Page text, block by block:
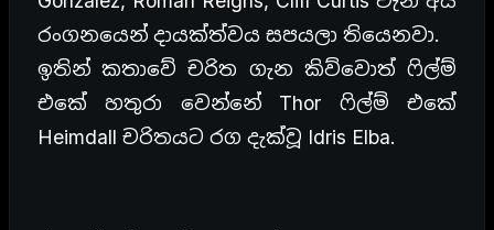
රංගනයෙන් දායක්ත්වය සපයලා තියෙනවා.
ඉතින් කතාවේ චරිත ගැන කිව්වොත් ෆිල්ම්
එකේ හතුරා වෙන්නේ Thor ෆිල්ම් එකේ
Heimdall චරිතයට රග දැක්වූ Idris Elba.